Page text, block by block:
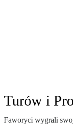
Turów i
Faworyci wygrali